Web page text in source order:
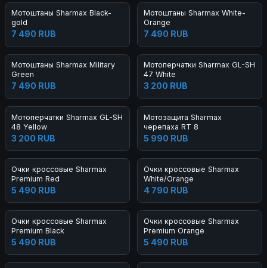
Мотоштаны Sharmax Black-
gold
7 490 RUB
Мотоштаны Sharmax White-
Orange
7 490 RUB
Мотоштаны Sharmax Military
Green
7 490 RUB
Мотоперчатки Sharmax GL-SH
47 White
3 200 RUB
Мотоперчатки Sharmax GL-SH
48 Yellow
3 200 RUB
Мотозащита Sharmax
черепаха RT 8
5 990 RUB
Очки кроссовые Sharmax
Premium Red
5 490 RUB
Очки кроссовые Sharmax
White/Orange
4 790 RUB
Очки кроссовые Sharmax
Premium Black
5 490 RUB
Очки кроссовые Sharmax
Premium Orange
5 490 RUB